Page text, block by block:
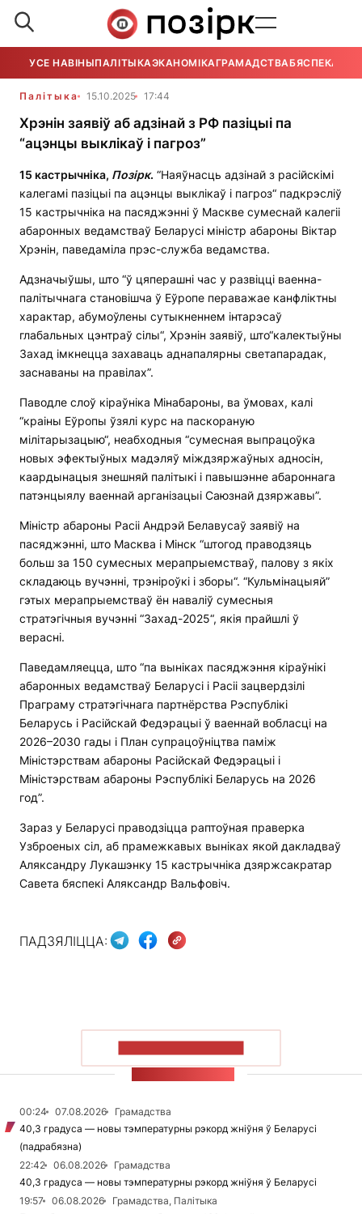
УСЕ НАВІНЫПАЛІТЫКАЭКАНОМІКАГРАМАДСТВАБЯСПЕКА
Палітыка 15.10.2025 17:44
Хрэнін заявіў аб адзінай з РФ пазіцыі па
“ацэнцы выклікаў і пагроз”
15 кастрычніка, Позірк. “Наяўнасць адзінай з расійскімі
калегамі пазіцыі па ацэнцы выклікаў і пагроз“ падкрэсліў
15 кастрычніка на пасяджэнні ў Маскве сумеснай калегіі
абаронных ведамстваў Беларусі міністр абароны Віктар
Хрэнін, паведаміла прэс-служба ведамства.
Адзначыўшы, што “ў цяперашні час у развіцці ваенна-
палітычнага становішча ў Еўропе пераважае канфліктны
характар, абумоўлены сутыкненнем інтарэсаў
глабальных цэнтраў сілы“, Хрэнін заявіў, што“калектыўны
Захад імкнецца захаваць аднапалярны светапарадак,
заснаваны на правілах”.
Паводле слоў кіраўніка Мінабароны, ва ўмовах, калі
“краіны Еўропы ўзялі курс на паскораную
мілітарызацыю“, неабходныя “сумесная выпрацоўка
новых эфектыўных мадэляў міждзяржаўных адносін,
каардынацыя знешняй палітыкі і павышэнне абароннага
патэнцыялу ваеннай арганізацыі Саюзнай дзяржавы”.
Міністр абароны Расіі Андрэй Белавусаў заявіў на
пасяджэнні, што Масква і Мінск “штогод праводзяць
больш за 150 сумесных мерапрыемстваў, палову з якіх
складаюць вучэнні, трэніроўкі і зборы“. “Кульмінацыяй”
гэтых мерапрыемстваў ён наваліў сумесныя
стратэгічныя вучэнні “Захад-2025“, якія прайшлі ў
верасні.
Паведамляецца, што “па выніках пасяджэння кіраўнікі
абаронных ведамстваў Беларусі і Расіі зацвердзілі
Праграму стратэгічнага партнёрства Рэспублікі
Беларусь і Расійскай Федэрацыі ў ваеннай вобласці на
2026–2030 гады і План супрацоўніцтва паміж
Міністэрствам абароны Расійскай Федэрацыі і
Міністэрствам абароны Рэспублікі Беларусь на 2026
год”.
Зараз у Беларусі праводзіцца раптоўная праверка
Узброеных сіл, аб прамежкавых выніках якой дакладваў
Аляксандру Лукашэнку 15 кастрычніка дзяржсакратар
Савета бяспекі Аляксандр Вальфовіч.
ПАДЗЯЛІЦЦА:
00:24 07.08.2026
Грамадства
40,3 градуса — новы тэмпературны рэкорд жніўня ў Беларусі
(падрабязна)
22:42
06.08.2026
Грамадства
40,3 градуса — новы тэмпературны рэкорд жніўня ў Беларусі
19:57
06.08.2026
Грамадства, Палітыка